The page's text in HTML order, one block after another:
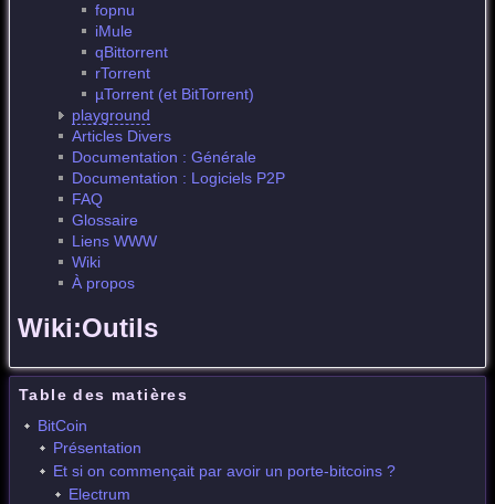
fopnu
iMule
qBittorrent
rTorrent
µTorrent (et BitTorrent)
playground
Articles Divers
Documentation : Générale
Documentation : Logiciels P2P
FAQ
Glossaire
Liens WWW
Wiki
À propos
Wiki:Outils
Table des matières
BitCoin
Présentation
Et si on commençait par avoir un porte-bitcoins ?
Electrum